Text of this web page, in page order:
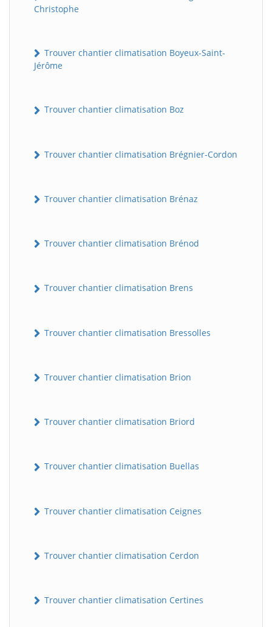
Christophe
Trouver chantier climatisation Boyeux-Saint-
Jérôme
Trouver chantier climatisation Boz
Trouver chantier climatisation Brégnier-Cordon
Trouver chantier climatisation Brénaz
Trouver chantier climatisation Brénod
Trouver chantier climatisation Brens
Trouver chantier climatisation Bressolles
Trouver chantier climatisation Brion
Trouver chantier climatisation Briord
Trouver chantier climatisation Buellas
Trouver chantier climatisation Ceignes
Trouver chantier climatisation Cerdon
Trouver chantier climatisation Certines